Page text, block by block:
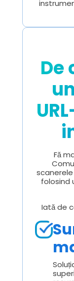
De
Fă
folosind
Iată de